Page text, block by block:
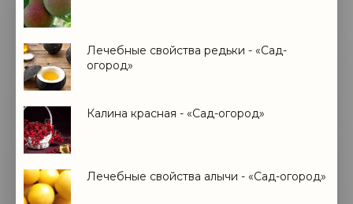
Лечебные свойства редьки - «Сад-
огород»
Калина красная - «Сад-огород»
Лечебные свойства алычи - «Сад-огород»